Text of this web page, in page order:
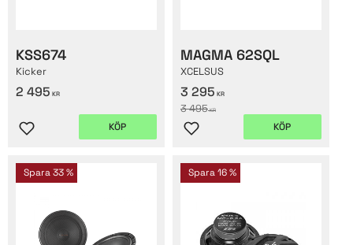
KSS674
Kicker
2 495 KR
Lägg till i favoriter
KÖP
MAGMA 62SQL
XCELSUS
3 295 KR
3 495KR
Lägg till i favoriter
KÖP
Spara33 % Spara16 %